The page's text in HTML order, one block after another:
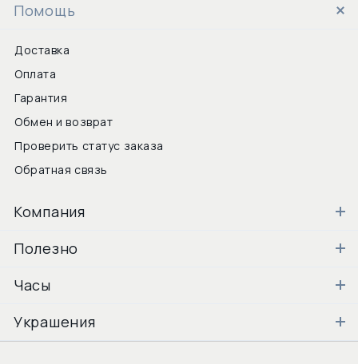
Помощь
Доставка
Оплата
Гарантия
Обмен и возврат
Проверить статус заказа
Обратная связь
Компания
Полезно
Часы
Украшения